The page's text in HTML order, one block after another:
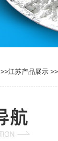
>>江苏产品展示 >>